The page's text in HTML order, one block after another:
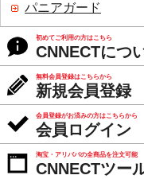
パニアガード
初めてご利用の方はこちら
CNNECTにつ
無料会員登録はこちらから
新規会員登録
会員登録がお済みの方はこちらから
会員ログイン
淘宝・アリババの全商品を注文可能
CNNECTツー